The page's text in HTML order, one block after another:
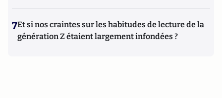
7Et si nos craintes sur les habitudes de lecture de la
génération Z étaient largement infondées ?